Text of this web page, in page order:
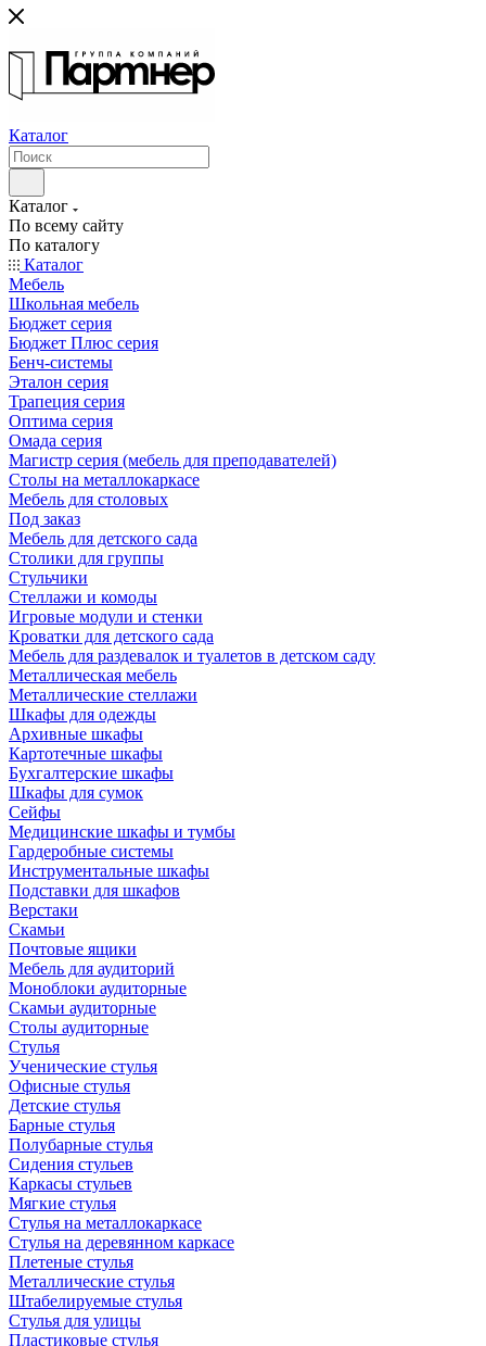
Каталог
Каталог
По всему сайту
По каталогу
Каталог
Мебель
Школьная мебель
Бюджет серия
Бюджет Плюс серия
Бенч-системы
Эталон серия
Трапеция серия
Оптима серия
Омада серия
Магистр серия (мебель для преподавателей)
Столы на металлокаркасе
Мебель для столовых
Под заказ
Мебель для детского сада
Столики для группы
Стульчики
Стеллажи и комоды
Игровые модули и стенки
Кроватки для детского сада
Мебель для раздевалок и туалетов в детском саду
Металлическая мебель
Металлические стеллажи
Шкафы для одежды
Архивные шкафы
Картотечные шкафы
Бухгалтерские шкафы
Шкафы для сумок
Сейфы
Медицинские шкафы и тумбы
Гардеробные системы
Инструментальные шкафы
Подставки для шкафов
Верстаки
Скамьи
Почтовые ящики
Мебель для аудиторий
Моноблоки аудиторные
Скамьи аудиторные
Столы аудиторные
Стулья
Ученические стулья
Офисные стулья
Детские стулья
Барные стулья
Полубарные стулья
Сидения стульев
Каркасы стульев
Мягкие стулья
Стулья на металлокаркасе
Стулья на деревянном каркасе
Плетеные стулья
Металлические стулья
Штабелируемые стулья
Стулья для улицы
Пластиковые стулья